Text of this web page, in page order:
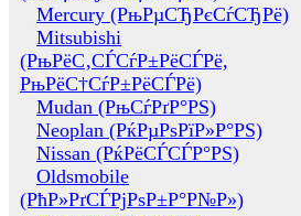
Mercury (РњРµСЂРєСѓСЂРё)
Mitsubishi
(РњРёС‚СЃСѓР±РёСЃРё,
РњРёС†СѓР±РёСЃРё)
Mudan (РњСѓРґР°РЅ)
Neoplan (РќРµРѕРїР»Р°РЅ)
Nissan (РќРёСЃСЃР°РЅ)
Oldsmobile
(РћР»РґСЃРјРѕР±Р°Р№Р»)